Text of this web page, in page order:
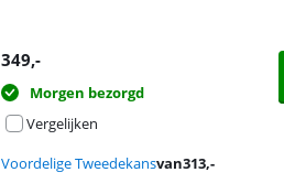
349,-
Morgen bezorgd
Vergelijken
Voordelige Tweedekansvan313,-